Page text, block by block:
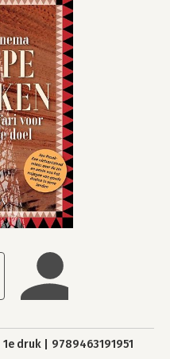
1e druk 9789463191951